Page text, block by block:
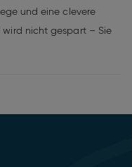
und eine clevere
wird nicht gespart – Sie